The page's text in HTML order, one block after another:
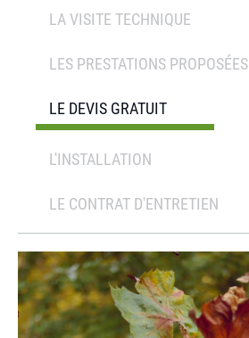
LA VISITE TECHNIQUE
LES PRESTATIONS PROPOSÉES
LE DEVIS GRATUIT
L'INSTALLATION
LE CONTRAT D'ENTRETIEN